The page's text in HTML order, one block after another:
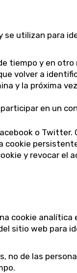
se utilizan para
tiempo y en
volver a
y la próxima
en un
o Twitter.
cookie
y revocar el
cookie analítica
sitio web para
de las